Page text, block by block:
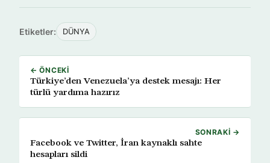
Etiketler: DÜNYA
← ÖNCEKI
Türkiye’den Venezuela’ya destek mesajı: Her
türlü yardıma hazırız
SONRAKI →
Facebook ve Twitter, İran kaynaklı sahte
hesapları sildi